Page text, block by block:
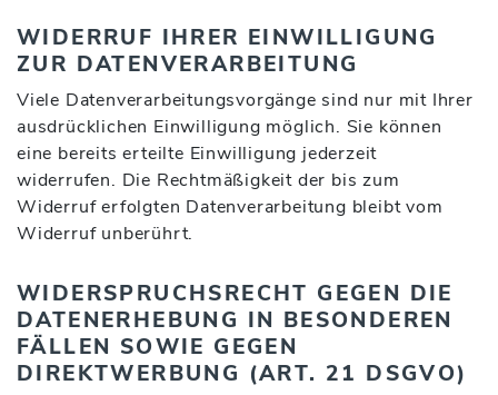
WIDERRUF IHRER EINWILLIGUNG
ZUR DATENVERARBEITUNG
Viele Datenverarbeitungsvorgänge sind nur mit Ihrer
ausdrücklichen Einwilligung möglich. Sie können
eine bereits erteilte Einwilligung jederzeit
widerrufen. Die Rechtmäßigkeit der bis zum
Widerruf erfolgten Datenverarbeitung bleibt vom
Widerruf unberührt.
WIDERSPRUCHSRECHT GEGEN DIE
DATENERHEBUNG IN BESONDEREN
FÄLLEN SOWIE GEGEN
DIREKTWERBUNG (ART. 21 DSGVO)